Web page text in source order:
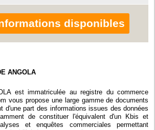
disponibles
ANGOLA
est immatriculée au registre du commerce
vous propose une large gamme de documents
d'une part des informations issues des données
de constituer l'équivalent d'un Kbis et
et enquêtes commerciales permettant